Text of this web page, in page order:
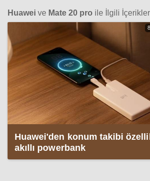
Huawei ve Mate 20 pro ile İlgili İçerikler
Huawei'den konum takibi
akıllı powerbank